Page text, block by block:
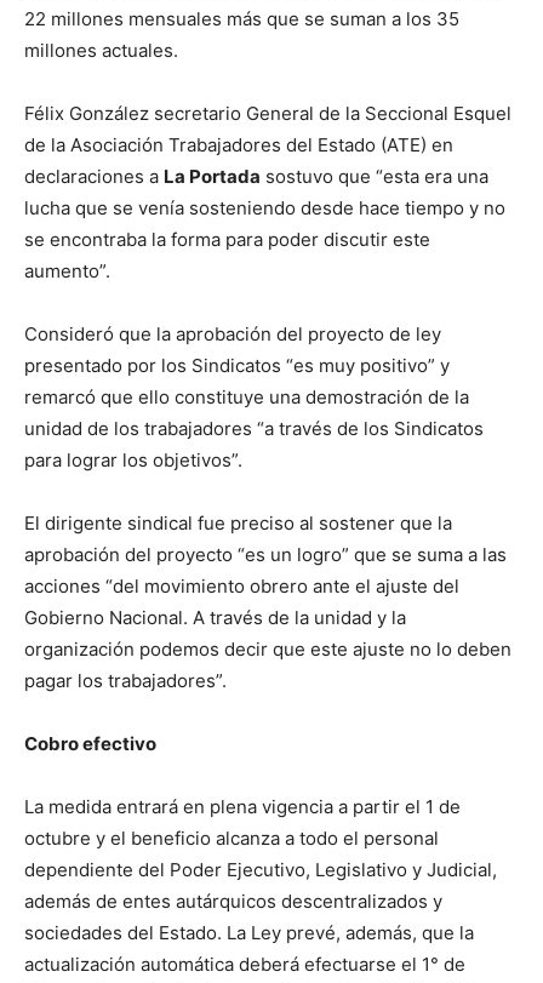
22 millones mensuales más que se suman a los 35
millones actuales.
Félix González secretario General de la Seccional Esquel
de la Asociación Trabajadores del Estado (ATE) en
declaraciones a La Portada sostuvo que “esta era una
lucha que se venía sosteniendo desde hace tiempo y no
se encontraba la forma para poder discutir este
aumento”.
Consideró que la aprobación del proyecto de ley
presentado por los Sindicatos “es muy positivo” y
remarcó que ello constituye una demostración de la
unidad de los trabajadores “a través de los Sindicatos
para lograr los objetivos”.
El dirigente sindical fue preciso al sostener que la
aprobación del proyecto “es un logro” que se suma a las
acciones “del movimiento obrero ante el ajuste del
Gobierno Nacional. A través de la unidad y la
organización podemos decir que este ajuste no lo deben
pagar los trabajadores”.
Cobro efectivo
La medida entrará en plena vigencia a partir el 1 de
octubre y el beneficio alcanza a todo el personal
dependiente del Poder Ejecutivo, Legislativo y Judicial,
además de entes autárquicos descentralizados y
sociedades del Estado. La Ley prevé, además, que la
actualización automática deberá efectuarse el 1° de